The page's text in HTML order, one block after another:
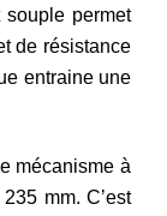
permet
de résistance
entraine une
mécanisme à
mm. C’est